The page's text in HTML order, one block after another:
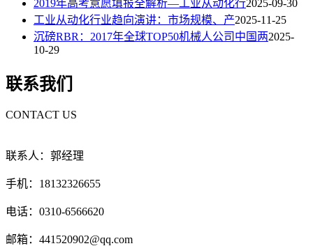
2019年高考意愿填报全解析—工业从动化行2025-09-30
工业从动化行业趋向演讲：市场规模、产2025-11-25
沉磅RBR：2017年全球TOP50机械人公司中国两2025-
10-29
联系我们
CONTACT US
联系人：郭经理
手机：18132326655
电话：0310-6566620
邮箱：441520902@qq.com